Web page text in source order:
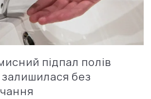
підпал полів
залишилася без